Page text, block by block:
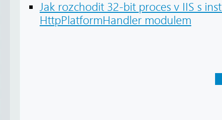
Jak rozchodit 32-bit proces v IIS s
HttpPlatformHandler modulem